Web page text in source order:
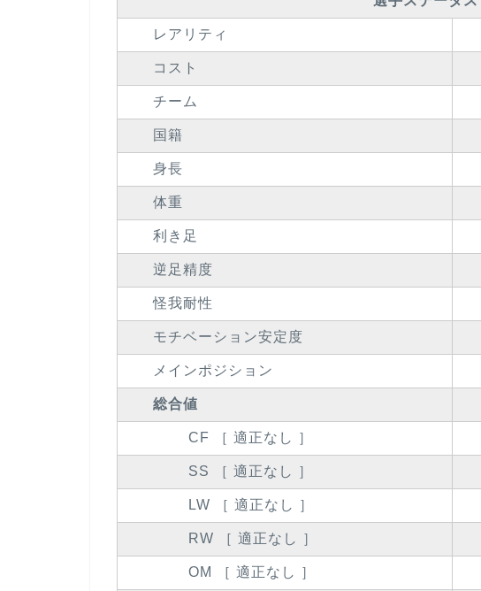
レアリティ
コスト
チーム
国籍
身長
体重
利き足
逆足精度
怪我耐性
モチベーション安定度
メインポジション
総合値
CF ［ 適正なし ］
SS ［ 適正なし ］
LW ［ 適正なし ］
RW ［ 適正なし ］
OM ［ 適正なし ］